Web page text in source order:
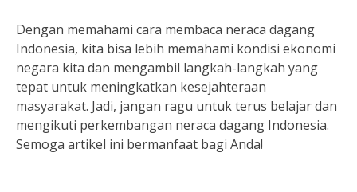
Dengan memahami cara membaca neraca dagang
Indonesia, kita bisa lebih memahami kondisi ekonomi
negara kita dan mengambil langkah-langkah yang
tepat untuk meningkatkan kesejahteraan
masyarakat. Jadi, jangan ragu untuk terus belajar dan
mengikuti perkembangan neraca dagang Indonesia.
Semoga artikel ini bermanfaat bagi Anda!